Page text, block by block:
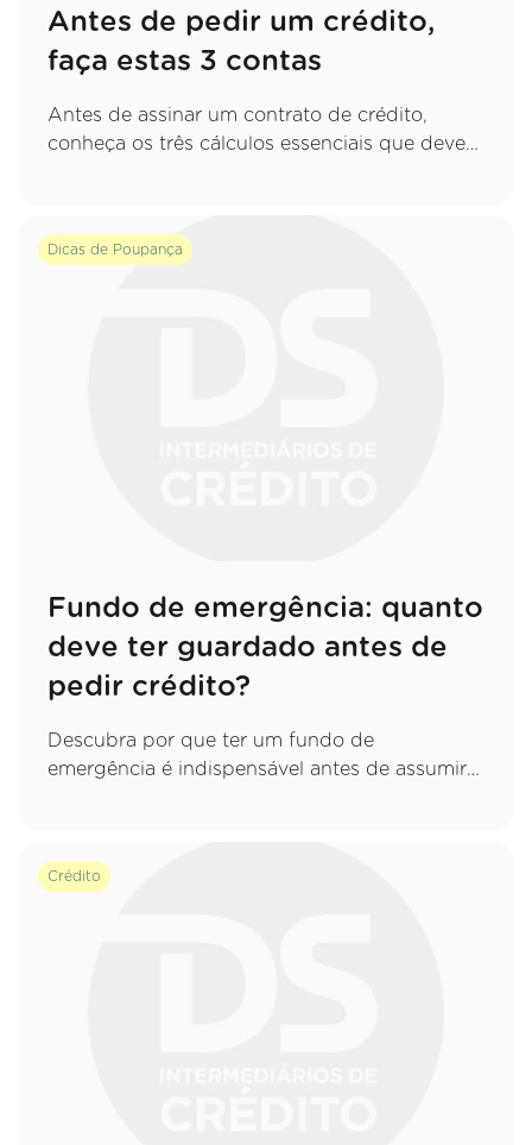
Antes de pedir um crédito,
faça estas 3 contas
Antes de assinar um contrato de crédito,
conheça os três cálculos essenciais que deve
Dicas de Poupança
Fundo de emergência: quanto
deve ter guardado antes de
pedir crédito?
Descubra por que ter um fundo de
emergência é indispensável antes de assumir
Crédito